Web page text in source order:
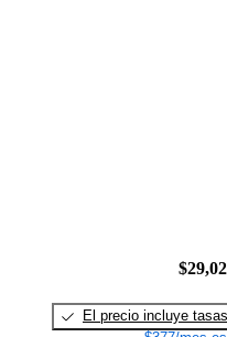
El precio incluye tasas